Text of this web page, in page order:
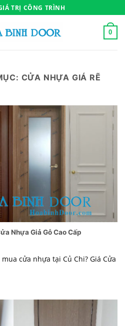
TRỊ CÔNG TRÌNH
0
CỬA NHỰA GIÁ RẼ
Nhựa Giả Gỗ Cao Cấp
cửa nhựa tại Củ Chi? Giá Cửa